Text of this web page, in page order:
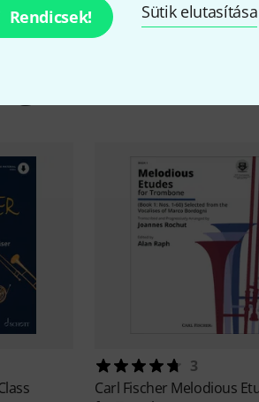
Rendicsek! Sütik elutasítása
és
3
Carl Fischer Melodious